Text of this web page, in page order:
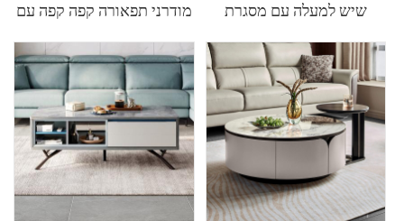
מודרני תפאורה קפה קפה עם
שולחן עבור חדר שינה
ומרפסת
שיש למעלה עם מסגרת